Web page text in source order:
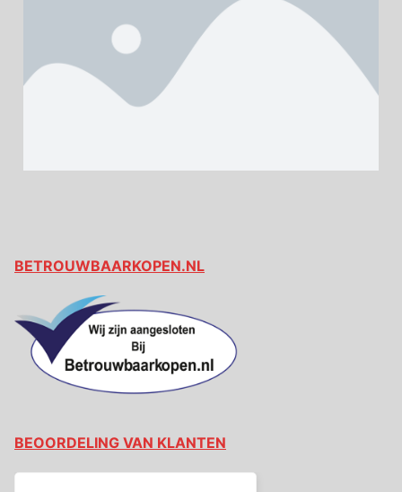
BETROUWBAARKOPEN.NL
BEOORDELING VAN KLANTEN